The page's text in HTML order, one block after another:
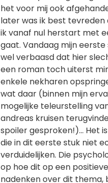
het voor mij ook
later was ik best tevreden
ik vanaf nul herstart met
gaat. Vandaag mijn
wel verbaasd dat hier
een roman toch uiterst
enkele nekharen
wat daar (binnen mijn
mogelijke teleurstelling
andreas kruisen
spoiler gesproken!)... Het
die in dit eerste stuk niet
verduidelijken. Die
op hoe dit op een
nadenken over dit thema,